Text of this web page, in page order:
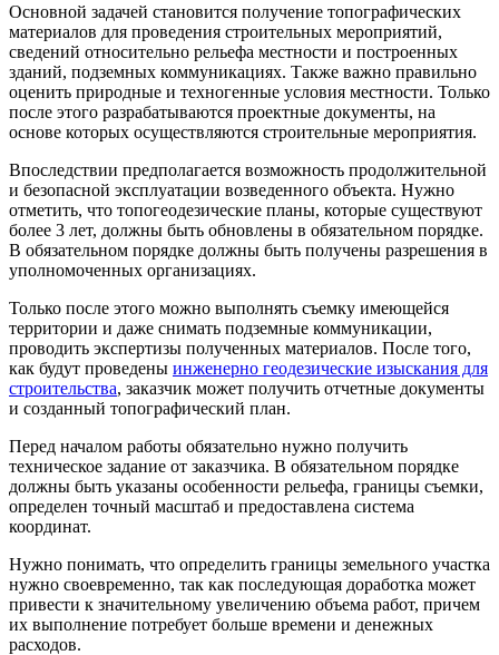
Основной задачей становится получение топографических
материалов для проведения строительных мероприятий,
сведений относительно рельефа местности и построенных
зданий, подземных коммуникациях. Также важно правильно
оценить природные и техногенные условия местности. Только
после этого разрабатываются проектные документы, на
основе которых осуществляются строительные мероприятия.
Впоследствии предполагается возможность продолжительной
и безопасной эксплуатации возведенного объекта. Нужно
отметить, что топогеодезические планы, которые существуют
более 3 лет, должны быть обновлены в обязательном порядке.
В обязательном порядке должны быть получены разрешения в
уполномоченных организациях.
Только после этого можно выполнять съемку имеющейся
территории и даже снимать подземные коммуникации,
проводить экспертизы полученных материалов. После того,
как будут проведены инженерно геодезические изыскания для
строительства, заказчик может получить отчетные документы
и созданный топографический план.
Перед началом работы обязательно нужно получить
техническое задание от заказчика. В обязательном порядке
должны быть указаны особенности рельефа, границы съемки,
определен точный масштаб и предоставлена система
координат.
Нужно понимать, что определить границы земельного участка
нужно своевременно, так как последующая доработка может
привести к значительному увеличению объема работ, причем
их выполнение потребует больше времени и денежных
расходов.